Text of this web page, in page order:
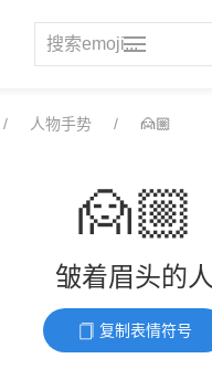
人物手势 🙍🏼
🙍🏼
皱着眉头的人
复制表情符号